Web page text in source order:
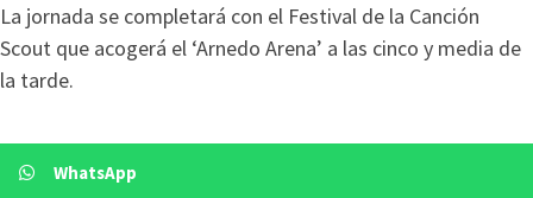
La jornada se completará con el Festival de la Canción
Scout que acogerá el ‘Arnedo Arena’ a las cinco y media de
la tarde.
WhatsApp